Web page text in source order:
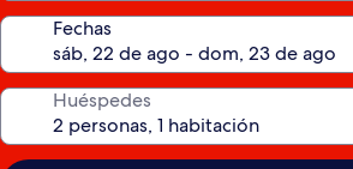
Fechas
Huéspedes